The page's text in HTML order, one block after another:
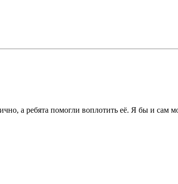
а ребята помогли воплотить её. Я бы и сам